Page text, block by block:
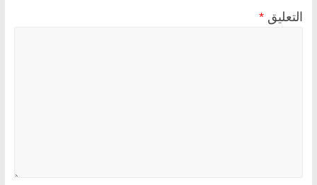
التعليق *